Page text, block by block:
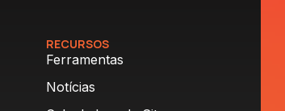
RECURSOS
Ferramentas
Notícias